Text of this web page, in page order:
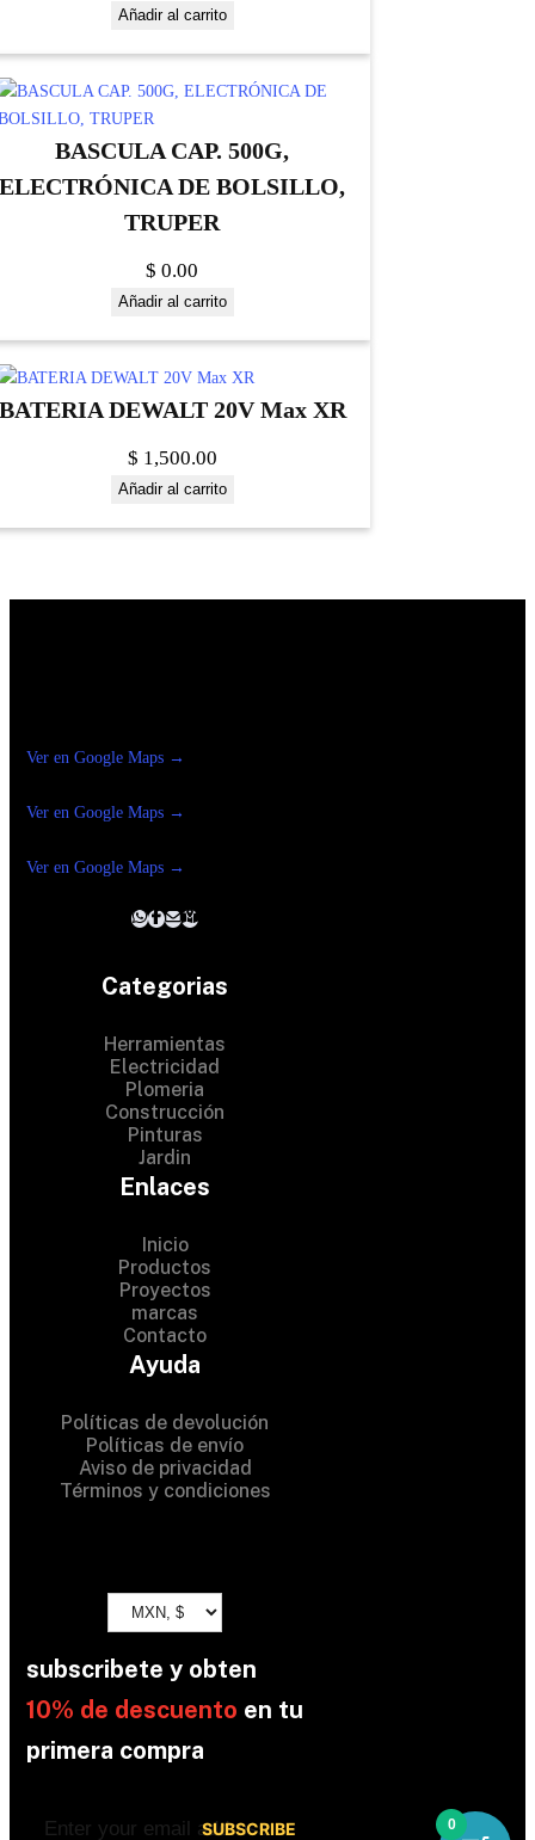
Añadir al carrito
BASCULA CAP. 500G,
ELECTRÓNICA DE BOLSILLO,
TRUPER
$ 0.00
Añadir al carrito
DEWALT 20V Max XR
$ 1,500.00
Añadir al carrito
Ver en Google Maps →
Ver en Google Maps →
Ver en Google Maps →
Categorias
Herramientas
Electricidad
Plomeria
Construcción
Pinturas
Jardin
Enlaces
Inicio
Productos
Proyectos
marcas
Contacto
Ayuda
Políticas de devolución
Políticas de envío
Aviso de privacidad
Términos y condiciones
subscribete y obten
10% de descuento en tu
primera compra
0